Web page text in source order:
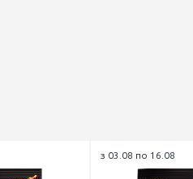
з 03.08 по 16.08